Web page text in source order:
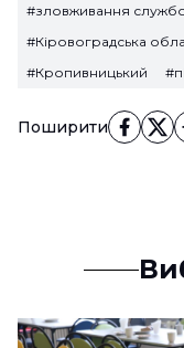
Поширити
#зловживання
#Кіровоградська
#Кропивницький